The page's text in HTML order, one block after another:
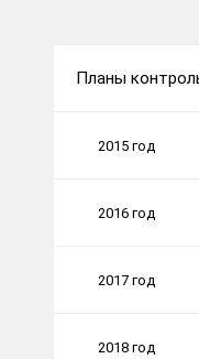
Планы
2015 год
2016 год
2017 год
2018 год